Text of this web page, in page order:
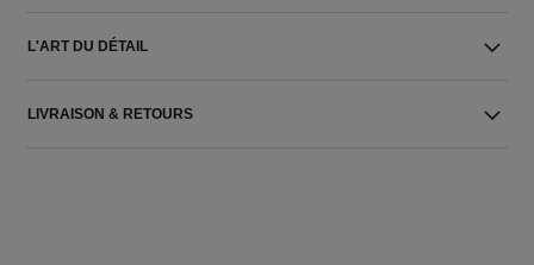
L'ART DU DÉTAIL
LIVRAISON & RETOURS